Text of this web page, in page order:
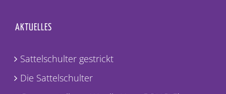
AKTUELLES
Sattelschulter gestrickt
Die Sattelschulter